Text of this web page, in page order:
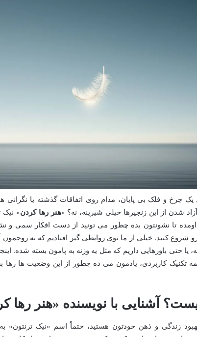
یک چرخ و فلک بی پایان، مدام روی اتفاقات گذشته یا نگرانی
شدن از این زنجیرها خیلی شیرینه، نه؟ «هنر رها کردن» نیک
تا نشونتون بده چطور می تونید از دست افکار سمی و
شروع کنید. خیلی از ما توی روابطی گیر افتادیم که به
یا حتی باورهایی داریم که مثل یه وزنه به پامون بسته شده.
تکنیک کاربردی، یادمون می ده چطور از این وضعیت ها رها
آشنایی با نویسنده «هنر رها
زندگی و ذهن خودتون هستید، حتماً اسم «نیک ترنتون»